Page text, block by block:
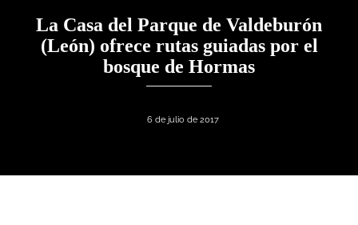
La Casa del Parque de Valdeburón
(León) ofrece rutas guiadas por el
bosque de Hormas
6 de julio de 2017